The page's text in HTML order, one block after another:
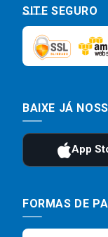
SITE SEGURO
BAIXE JÁ
FORMAS DE